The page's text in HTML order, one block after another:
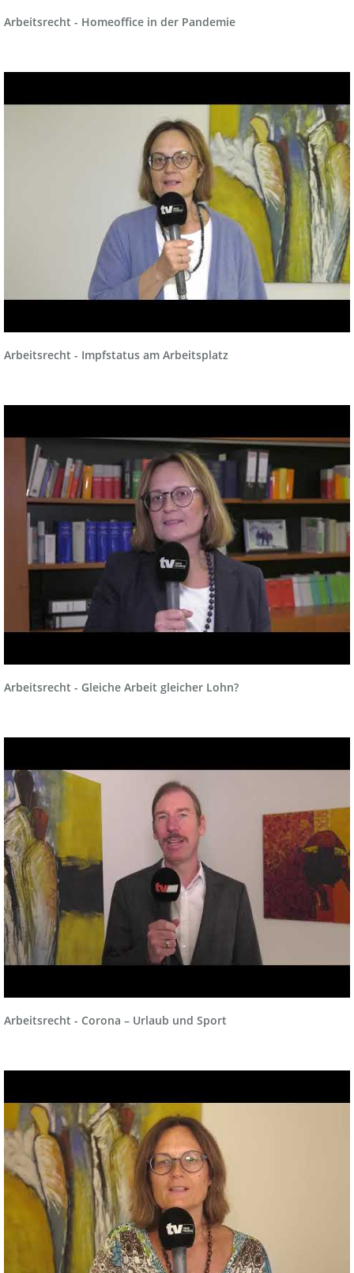
Arbeitsrecht - Homeoffice in der Pandemie
Arbeitsrecht - Impfstatus am Arbeitsplatz
Arbeitsrecht - Gleiche Arbeit gleicher Lohn?
Arbeitsrecht - Corona – Urlaub und Sport